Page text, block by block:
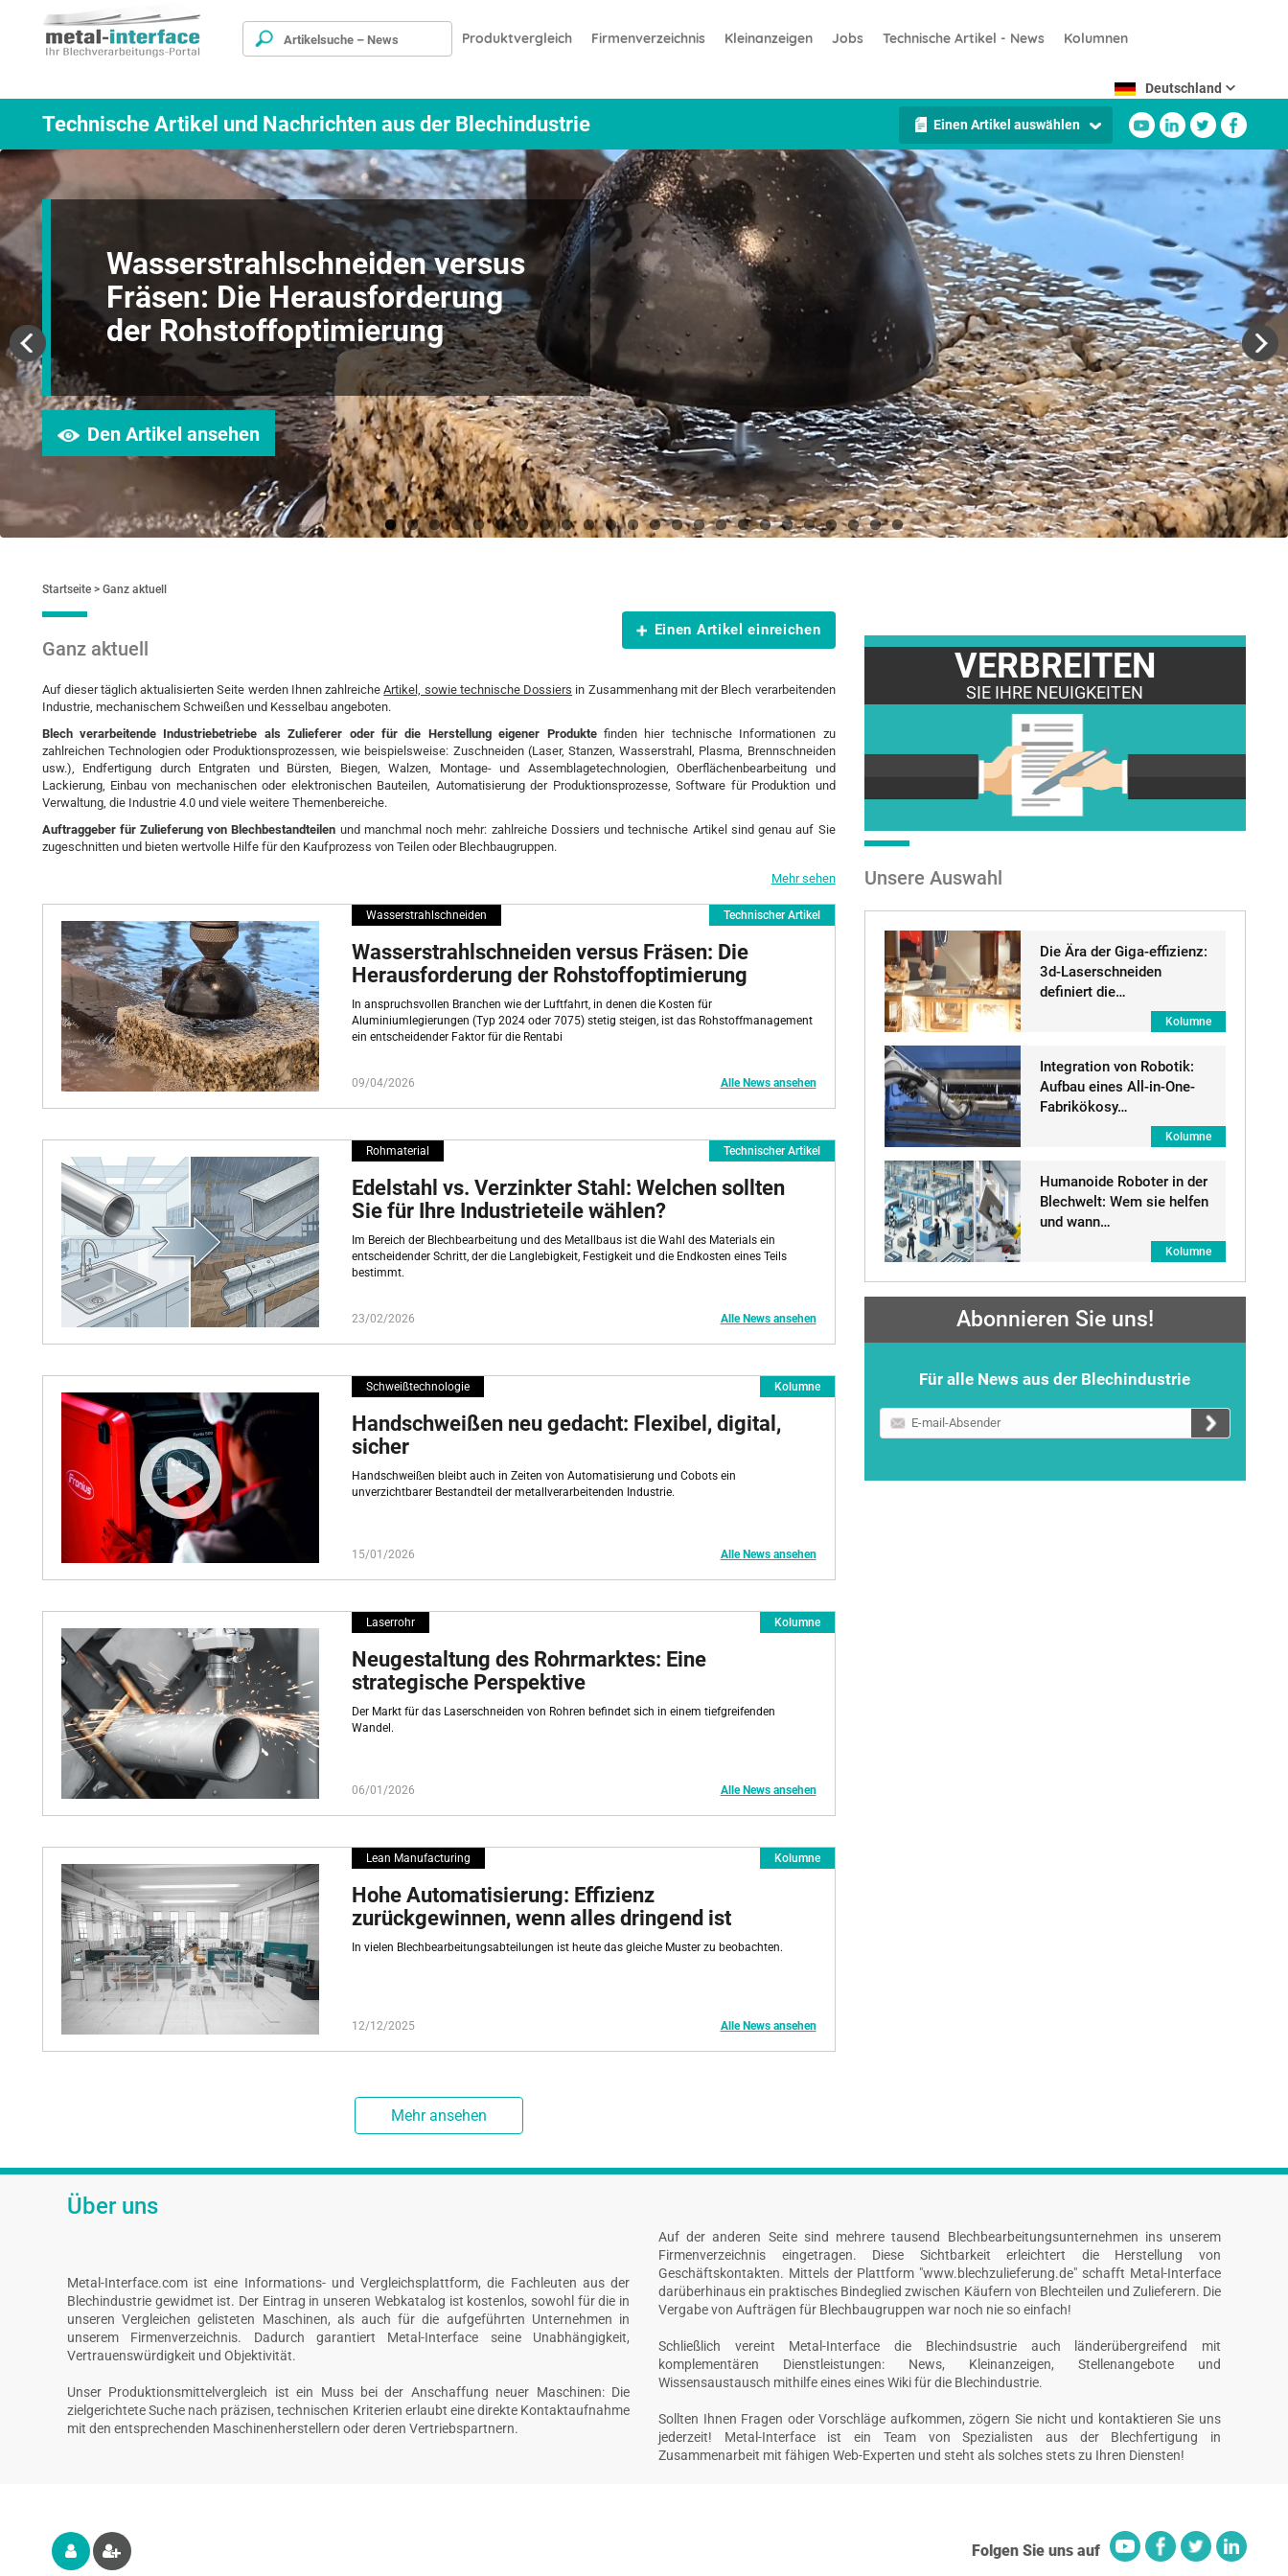
Produktvergleich Firmenverzeichnis Kleinanzeigen Jobs Technische Artikel - News Kolumnen
Deutschland
Technische Artikel und Nachrichten aus der Blechindustrie Einen Artikel auswählen
Wasserstrahlschneiden versus
Fräsen: Die Herausforderung
der Rohstoffoptimierung
Den Artikel ansehen
Startseite Ganz aktuell
Ganz aktuell
Auf dieser täglich aktualisierten Seite werden Ihnen zahlreicheArtikel, sowie technische Dossiers in Zusammenhang mit der Blech verarbeitenden
Industrie, mechanischem Schweißen und Kesselbau angeboten.
Blech verarbeitende Industriebetriebe als Zulieferer oder für die Herstellung eigener Produktefinden hier technische Informationen zu
zahlreichen Technologien oder Produktionsprozessen, wie beispielsweise: Zuschneiden (Laser, Stanzen, Wasserstrahl, Plasma, Brennschneiden
usw.), Endfertigung durch Entgraten und Bürsten, Biegen, Walzen, Montage- und Assemblagetechnologien, Oberflächenbearbeitung und
Lackierung, Einbau von mechanischen oder elektronischen Bauteilen, Automatisierung der Produktionsprozesse, Software für Produktion und
Verwaltung, die Industrie 4.0 und viele weitere Themenbereiche.
Auftraggeber für Zulieferung von Blechbestandteilen und manchmal noch mehr: zahlreiche Dossiers und technische Artikel sind genau auf Sie
zugeschnitten und bieten wertvolle Hilfe für den Kaufprozess von Teilen oder Blechbaugruppen.
Hersteller, Herausgeber, Fachhändler von Maschinen, Werkzeug, Software oder Verbrauchsmaterial für die Blech verarbeitende Industrie:die
Lösungen zu teilen.
Alle unsere Veröffentlichungen, Artikel und Videos sind als „technische Artikel“ kenntlich gemacht und garantieren technische Qualität der
Informationen.
Unternehmensmitteilungen werden ebenfalls veröffentlicht, jedoch ohne Kontrolle durch Metal Interface, und tragen den Hinweis
„Pressemitteilung“.
Mehr sehen
Einen Artikel einreichen
Wasserstrahlschneiden Technischer Artikel
Wasserstrahlschneiden versus Fräsen: Die
Herausforderung der Rohstoffoptimierung
In anspruchsvollen Branchen wie der Luftfahrt, in denen die Kosten für
Aluminiumlegierungen (Typ 2024 oder 7075) stetig steigen, ist das Rohstoffmanagement
ein entscheidender Faktor für die Rentabi
09/04/2026 Alle News ansehen
Rohmaterial Technischer Artikel
Edelstahl vs. Verzinkter Stahl: Welchen sollten
Sie für Ihre Industrieteile wählen?
Im Bereich der Blechbearbeitung und des Metallbaus ist die Wahl des Materials ein
entscheidender Schritt, der die Langlebigkeit, Festigkeit und die Endkosten eines Teils
bestimmt.
23/02/2026 Alle News ansehen
Schweißtechnologie Kolumne
Handschweißen neu gedacht: Flexibel, digital,
sicher
Handschweißen bleibt auch in Zeiten von Automatisierung und Cobots ein
unverzichtbarer Bestandteil der metallverarbeitenden Industrie.
15/01/2026 Alle News ansehen
Laserrohr Kolumne
Neugestaltung des Rohrmarktes: Eine
strategische Perspektive
Der Markt für das Laserschneiden von Rohren befindet sich in einem tiefgreifenden
Wandel.
06/01/2026 Alle News ansehen
Lean Manufacturing Kolumne
Hohe Automatisierung: Effizienz
zurückgewinnen, wenn alles dringend ist
In vielen Blechbearbeitungsabteilungen ist heute das gleiche Muster zu beobachten.
12/12/2025 Alle News ansehen
Mehr ansehen
VERBREITEN
SIE IHRE NEUIGKEITEN
Unsere Auswahl
Die Ära der Giga-effizienz:
3d-Laserschneiden
definiert die…
Kolumne
Integration von Robotik:
Aufbau eines All-in-One-
Fabrikökosy…
Kolumne
Humanoide Roboter in der
Blechwelt: Wem sie helfen
und wann…
Kolumne
Abonnieren Sie uns!
Für alle News aus der Blechindustrie
E-
mail-
Über uns
Metal-Interface.com ist eine Informations- und Vergleichsplattform, die Fachleuten aus der
Blechindustrie gewidmet ist. Der Eintrag in unseren Webkatalog ist kostenlos, sowohl für die in
unseren Vergleichen gelisteten Maschinen, als auch für die aufgeführten Unternehmen in
unserem Firmenverzeichnis. Dadurch garantiert Metal-Interface seine Unabhängigkeit,
Vertrauenswürdigkeit und Objektivität.
Unser Produktionsmittelvergleich ist ein Muss bei der Anschaffung neuer Maschinen: Die
zielgerichtete Suche nach präzisen, technischen Kriterien erlaubt eine direkte Kontaktaufnahme
mit den entsprechenden Maschinenherstellern oder deren Vertriebspartnern.
Auf der anderen Seite sind mehrere tausend Blechbearbeitungsunternehmen ins unserem
Firmenverzeichnis eingetragen. Diese Sichtbarkeit erleichtert die Herstellung von
Geschäftskontakten. Mittels der Plattform "www.blechzulieferung.de" schafft Metal-Interface
darüberhinaus ein praktisches Bindeglied zwischen Käufern von Blechteilen und Zulieferern. Die
Vergabe von Aufträgen für Blechbaugruppen war noch nie so einfach!
Schließlich vereint Metal-Interface die Blechindsustrie auch länderübergreifend mit
komplementären Dienstleistungen: News, Kleinanzeigen, Stellenangebote und
Wissensaustausch mithilfe eines eines Wiki für die Blechindustrie.
Sollten Ihnen Fragen oder Vorschläge aufkommen, zögern Sie nicht und kontaktieren Sie uns
jederzeit! Metal-Interface ist ein Team von Spezialisten aus der Blechfertigung in
Zusammenarbeit mit fähigen Web-Experten und steht als solches stets zu Ihren Diensten!
Folgen Sie uns auf